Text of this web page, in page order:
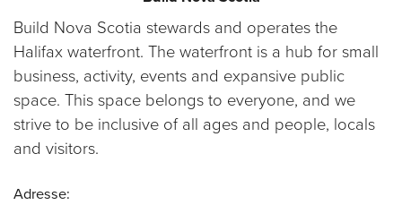
Build Nova Scotia stewards and operates the
Halifax waterfront. The waterfront is a hub for small
business, activity, events and expansive public
space. This space belongs to everyone, and we
strive to be inclusive of all ages and people, locals
and visitors.
Adresse: